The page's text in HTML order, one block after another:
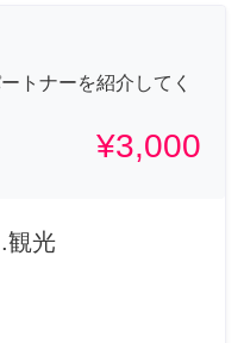
トナーを紹介してく
¥3,000
観光